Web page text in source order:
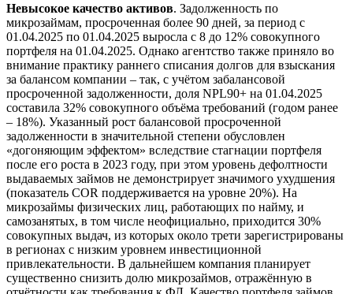
Невысокое качество активов. Задолженность по
микрозаймам, просроченная более 90 дней, за период с
01.04.2025 по 01.04.2025 выросла с 8 до 12% совокупного
портфеля на 01.04.2025. Однако агентство также приняло во
внимание практику раннего списания долгов для взыскания
за балансом компании – так, с учётом забалансовой
просроченной задолженности, доля NPL90+ на 01.04.2025
составила 32% совокупного объёма требований (годом ранее
– 18%). Указанный рост балансовой просроченной
задолженности в значительной степени обусловлен
«догоняющим эффектом» вследствие стагнации портфеля
после его роста в 2023 году, при этом уровень дефолтности
выдаваемых займов не демонстрирует значимого ухудшения
(показатель COR поддерживается на уровне 20%). На
микрозаймы физических лиц, работающих по найму, и
самозанятых, в том числе неофициально, приходится 30%
совокупных выдач, из которых около трети зарегистрированы
в регионах с низким уровнем инвестиционной
привлекательности. В дальнейшем компания планирует
существенно снизить долю микрозаймов, отражённую в